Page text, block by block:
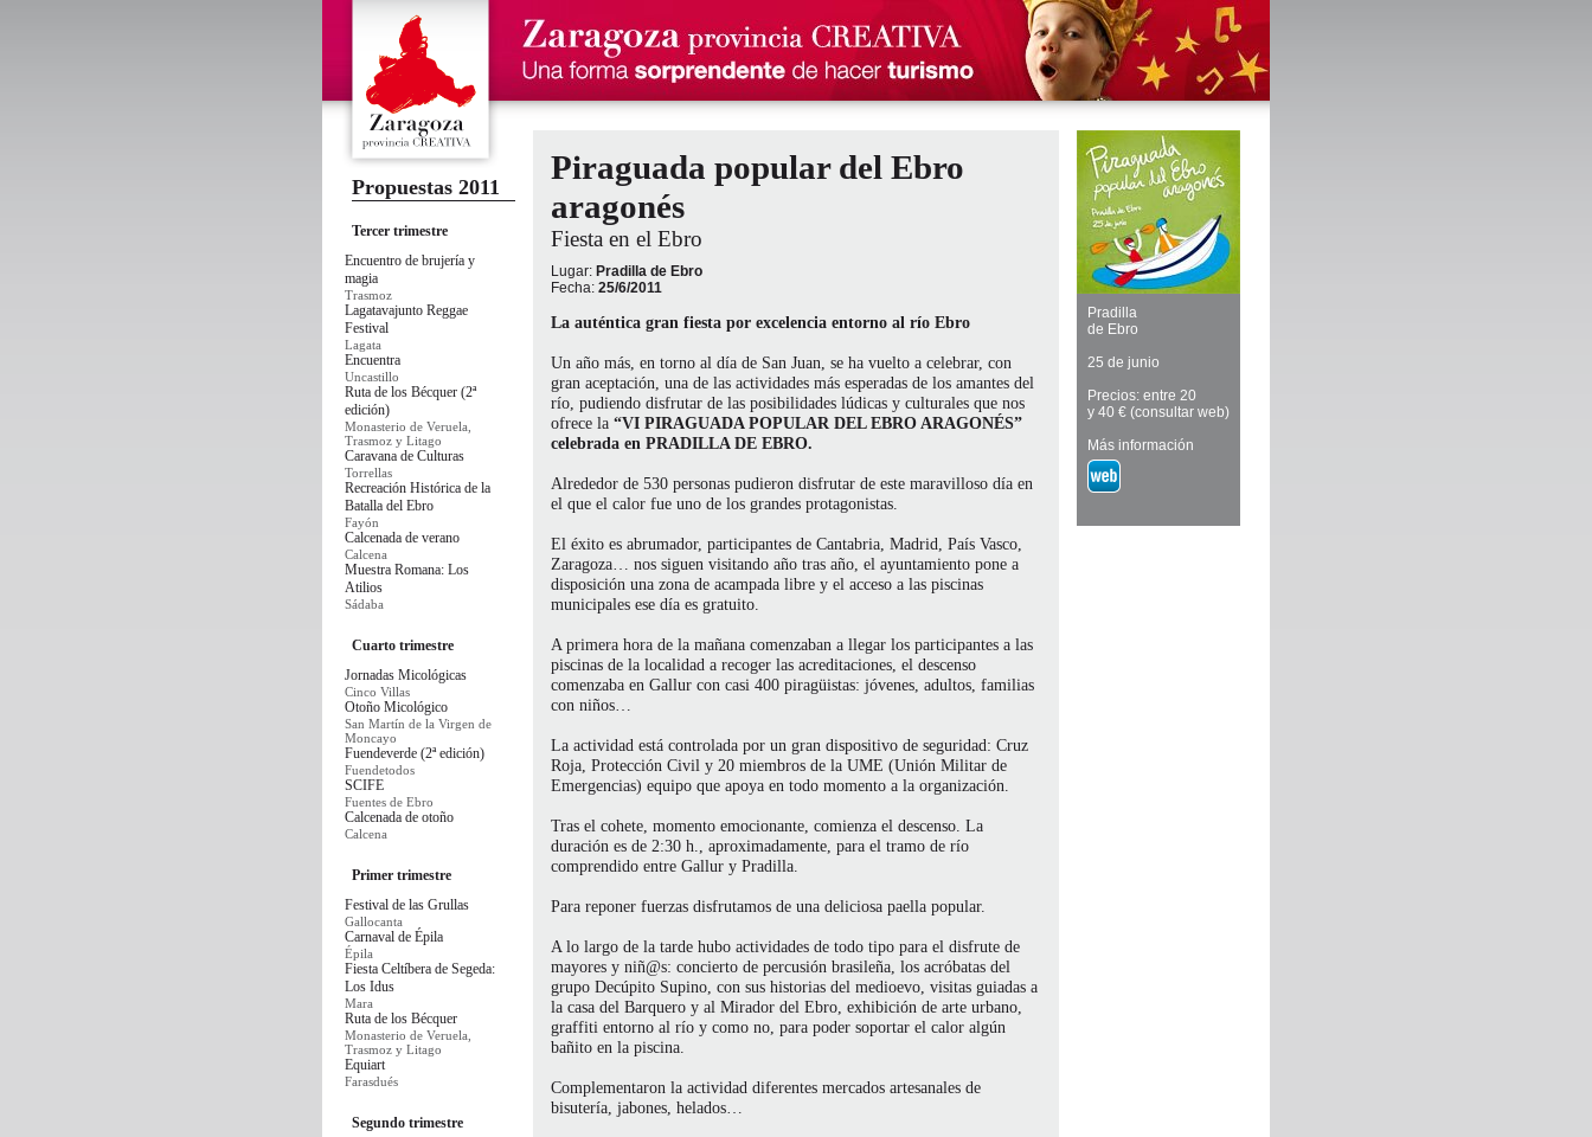
Piraguada popular del Ebro
aragonés
Fiesta en el Ebro
Lugar: Pradilla de Ebro
Fecha: 25/6/2011
La auténtica gran fiesta por excelencia entorno al río Ebro
Un año más, en torno al día de San Juan, se ha vuelto a celebrar, con
gran aceptación, una de las actividades más esperadas de los amantes del
río, pudiendo disfrutar de las posibilidades lúdicas y culturales que nos
ofrece la “VI PIRAGUADA POPULAR DEL EBRO ARAGONÉS”
celebrada en PRADILLA DE EBRO.
Alrededor de 530 personas pudieron disfrutar de este maravilloso día en
el que el calor fue uno de los grandes protagonistas.
El éxito es abrumador, participantes de Cantabria, Madrid, País Vasco,
Zaragoza… nos siguen visitando año tras año, el ayuntamiento pone a
disposición una zona de acampada libre y el acceso a las piscinas
municipales ese día es gratuito.
A primera hora de la mañana comenzaban a llegar los participantes a las
piscinas de la localidad a recoger las acreditaciones, el descenso
comenzaba en Gallur con casi 400 piragüistas: jóvenes, adultos, familias
con niños…
La actividad está controlada por un gran dispositivo de seguridad: Cruz
Roja, Protección Civil y 20 miembros de la UME (Unión Militar de
Emergencias) equipo que apoya en todo momento a la organización.
Tras el cohete, momento emocionante, comienza el descenso. La
duración es de 2:30 h., aproximadamente, para el tramo de río
comprendido entre Gallur y Pradilla.
Para reponer fuerzas disfrutamos de una deliciosa paella popular.
A lo largo de la tarde hubo actividades de todo tipo para el disfrute de
mayores y niñ@s: concierto de percusión brasileña, los acróbatas del
grupo Decúpito Supino, con sus historias del medioevo, visitas guiadas a
la casa del Barquero y al Mirador del Ebro, exhibición de arte urbano,
graffiti entorno al río y como no, para poder soportar el calor algún
bañito en la piscina.
Complementaron la actividad diferentes mercados artesanales de
bisutería, jabones, helados…
Propuestas 2011
Tercer trimestre
Encuentro de brujería y
magia
Trasmoz
Lagatavajunto Reggae
Festival
Lagata
Encuentra
Uncastillo
Ruta de los Bécquer (2ª
edición)
Monasterio de Veruela,
Trasmoz y Litago
Caravana de Culturas
Torrellas
Recreación Histórica de la
Batalla del Ebro
Fayón
Calcenada de verano
Calcena
Muestra Romana: Los
Atilios
Sádaba
Cuarto trimestre
Jornadas Micológicas
Cinco Villas
Otoño Micológico
San Martín de la Virgen de
Moncayo
Fuendeverde (2ª edición)
Fuendetodos
SCIFE
Fuentes de Ebro
Calcenada de otoño
Calcena
Primer trimestre
Festival de las Grullas
Gallocanta
Carnaval de Épila
Épila
Fiesta Celtíbera de Segeda:
Los Idus
Mara
Ruta de los Bécquer
Monasterio de Veruela,
Trasmoz y Litago
Equiart
Farasdués
Segundo trimestre
Pradilla
de Ebro
25 de junio
Precios: entre 20
y 40 € (consultar web)
Más información